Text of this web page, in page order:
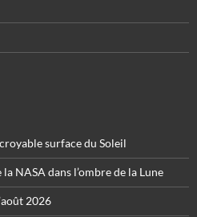
surface du Soleil
NASA dans l’ombre de la Lune
2026